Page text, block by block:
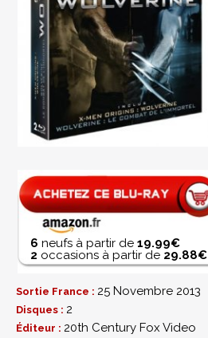
6 neufs à partir de 19.99€
2 occasions à partir de 29.88€
Sortie France : 25 Novembre 2013
Disques : 2
Éditeur : 20th Century Fox Video